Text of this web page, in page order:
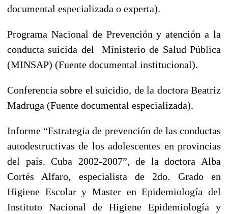
documental especializada o experta).
Programa Nacional de Prevención y atención a la
conducta suicida del Ministerio de Salud Pública
(MINSAP) (Fuente documental institucional).
Conferencia sobre el suicidio, de la doctora Beatriz
Madruga (Fuente documental especializada).
Informe “Estrategia de prevención de las conductas
autodestructivas de los adolescentes en provincias
del país. Cuba 2002-2007”, de la doctora Alba
Cortés Alfaro, especialista de 2do. Grado en
Higiene Escolar y Master en Epidemiología del
Instituto Nacional de Higiene Epidemiología y